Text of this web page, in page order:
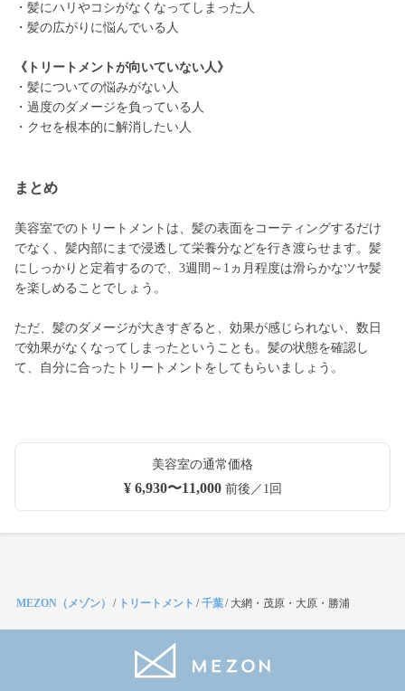
・髪にハリやコシがなくなってしまった人
・髪の広がりに悩んでいる人
《トリートメントが向いていない人》
・髪についての悩みがない人
・過度のダメージを負っている人
・クセを根本的に解消したい人
まとめ
美容室でのトリートメントは、髪の表面をコーティングするだけ
でなく、髪内部にまで浸透して栄養分などを行き渡らせます。髪
にしっかりと定着するので、3週間～1ヵ月程度は滑らかなツヤ髪
を楽しめることでしょう。
ただ、髪のダメージが大きすぎると、効果が感じられない、数日
で効果がなくなってしまったということも。髪の状態を確認し
て、自分に合ったトリートメントをしてもらいましょう。
美容室の通常価格
¥ 6,930〜11,000前後／1回
MEZON（メゾン） / トリートメント /千葉/ 大網・茂原・大原・勝浦